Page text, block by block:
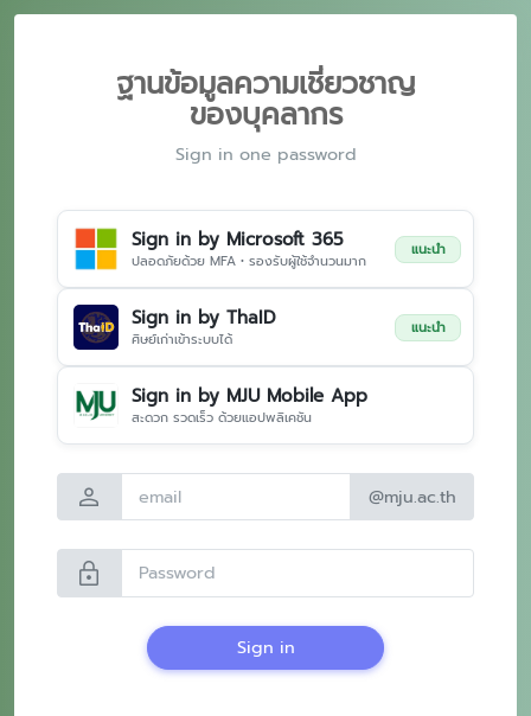
ฐานข้อมูลความเชี่ยวชาญ
ของบุคลากร
Sign in one password
Sign in by Microsoft 365
ปลอดภัยด้วย MFA • รองรับผู้ใช้จำนวนมาก
แนะนำ
Sign in by ThaID
ศิษย์เก่าเข้าระบบได้
แนะนำ
Sign in by MJU Mobile App
สะดวก รวดเร็ว ด้วยแอปพลิเคชัน
person @mju.ac.th
lock
Sign in